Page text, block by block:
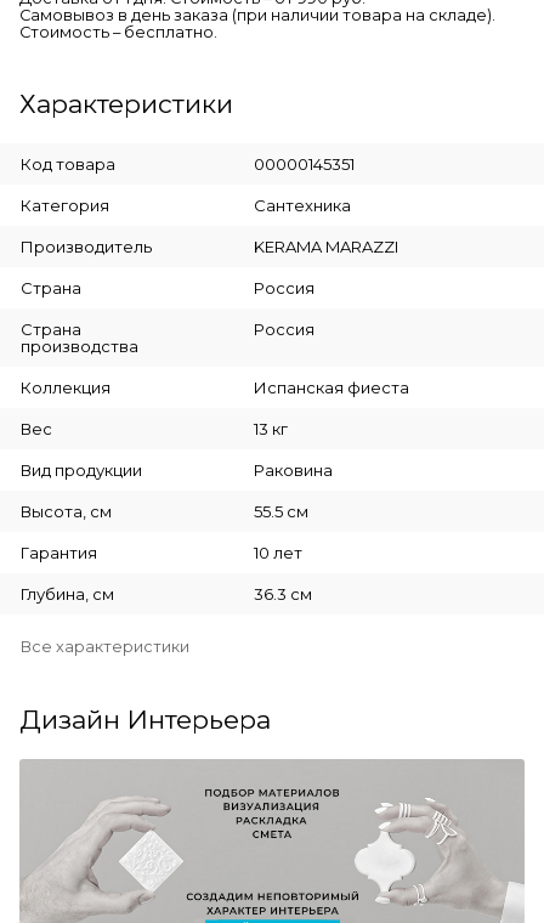
Самовывоз в день заказа (при наличии товара на складе).
Стоимость – бесплатно.
Характеристики
Код товара 00000145351
Категория Сантехника
Производитель KERAMA MARAZZI
Страна Россия
Страна
производства
Россия
Коллекция Испанская фиеста
Вес 13 кг
Вид продукции Раковина
Высота, см 55.5 см
Гарантия 10 лет
Глубина, см 36.3 см
Все характеристики
Дизайн Интерьера